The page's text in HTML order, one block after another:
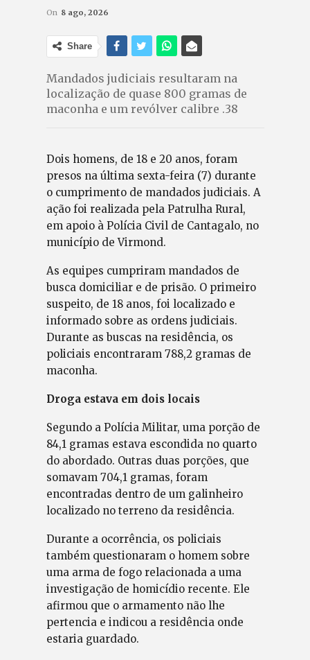
On 8 ago, 2026
Share
Mandados judiciais resultaram na
localização de quase 800 gramas de
maconha e um revólver calibre .38
Dois homens, de 18 e 20 anos, foram
presos na última sexta-feira (7) durante
o cumprimento de mandados judiciais. A
ação foi realizada pela Patrulha Rural,
em apoio à Polícia Civil de Cantagalo, no
município de Virmond.
As equipes cumpriram mandados de
busca domiciliar e de prisão. O primeiro
suspeito, de 18 anos, foi localizado e
informado sobre as ordens judiciais.
Durante as buscas na residência, os
policiais encontraram 788,2 gramas de
maconha.
Droga estava em dois locais
Segundo a Polícia Militar, uma porção de
84,1 gramas estava escondida no quarto
do abordado. Outras duas porções, que
somavam 704,1 gramas, foram
encontradas dentro de um galinheiro
localizado no terreno da residência.
Durante a ocorrência, os policiais
também questionaram o homem sobre
uma arma de fogo relacionada a uma
investigação de homicídio recente. Ele
afirmou que o armamento não lhe
pertencia e indicou a residência onde
estaria guardado.